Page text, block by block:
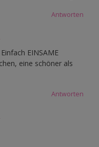
Antworten
EINSAME
eine schöner als
Antworten